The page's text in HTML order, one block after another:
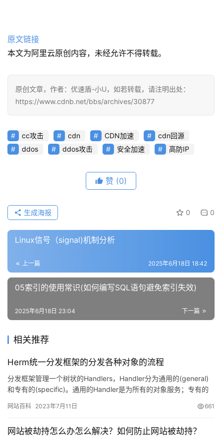
原文链接
本文为阿里云原创内容，未经允许不得转载。
原创文章，作者：优速盾-小U，如若转载，请注明出处：
https://www.cdnb.net/bbs/archives/30877
cc攻击 cdn CDN加速
cdn回源
ddos
ddos攻击 安全加速 高防IP
赞 (0)
0 0
生成海报
Linux信号（signal)机制分析
上一篇 2025年6月18日 18:42
05索引的使用常识(如何编写SQL语句避免索引失效)
下一篇
2025年6月18日 23:04
相关推荐
Herm统一分发框架的分发各种对象的流程
分发框架管理一个树状的Handlers，Handler分为通用的(general)
和专有的(specific)。通用的Handler是为所有的对象服务；专有的
网站百科 2023年7月11日 661
网站被劫持怎么办怎么解决？如何防止网站被劫持？